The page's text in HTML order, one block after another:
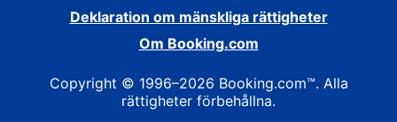
Deklaration om mänskliga rättigheter
Om Booking.com
Copyright © 1996–2026 Booking.com™. Alla
rättigheter förbehållna.